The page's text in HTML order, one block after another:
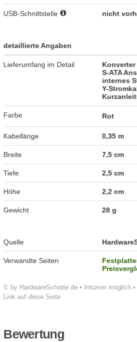
© by HardwareSchotte.de • Irrtümer möglich
Link auf diese Seite
USB-Schnittstelle nicht
detaillierte Angaben
Lieferumfang im Detail
Konverter
S-ATA
internes
Y-
Farbe Rot
Kabellänge 0,35 m
Breite 7,5 cm
Tiefe 2,5 cm
Höhe 2,2 cm
Gewicht 28 g
Quelle
Verwandte Seiten
Bewertung